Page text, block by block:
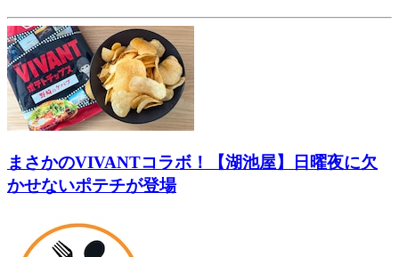
まさかのVIVANTコラボ！【湖池屋】日曜夜に欠
かせないポテチが登場